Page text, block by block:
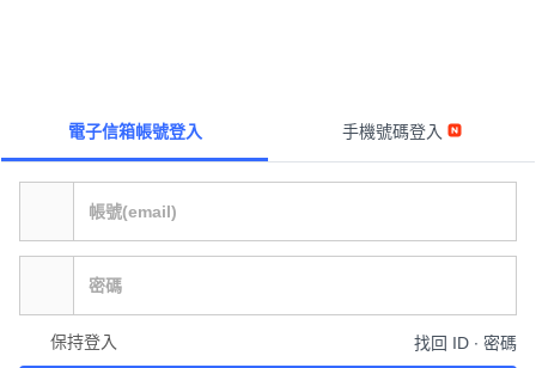
電子信箱帳號登入 手機號碼登入
保持登入 找回 ID ∙ 密碼